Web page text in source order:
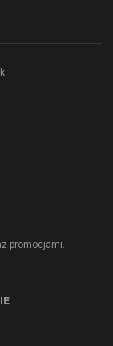
promocjami.